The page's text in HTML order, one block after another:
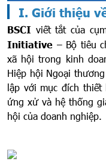
I. Giới thiệu
BSCI viết tắt của
Initiative – Bộ tiêu
xã hội trong kinh
Hiệp hội Ngoại
lập với mục đích thiết
ứng xử và hệ thống
hội của doanh nghiệp.